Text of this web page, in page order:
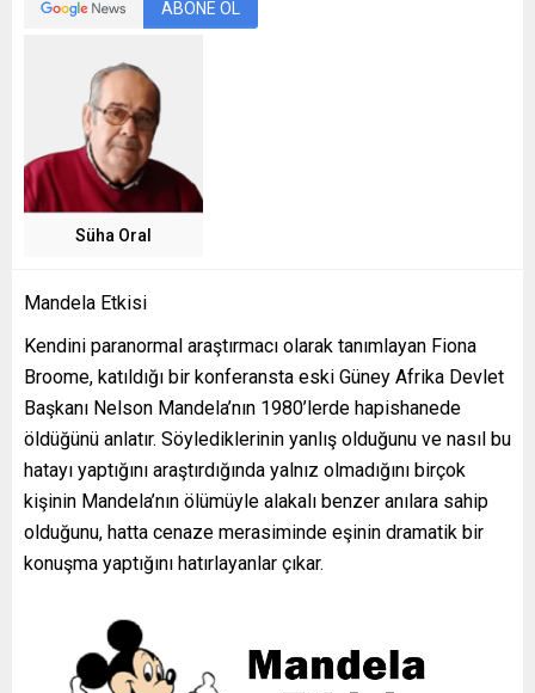
ABONE OL
Süha Oral
Mandela Etkisi
Kendini paranormal araştırmacı olarak tanımlayan Fiona
Broome, katıldığı bir konferansta eski Güney Afrika Devlet
Başkanı Nelson Mandela’nın 1980’lerde hapishanede
öldüğünü anlatır. Söylediklerinin yanlış olduğunu ve nasıl bu
hatayı yaptığını araştırdığında yalnız olmadığını birçok
kişinin Mandela’nın ölümüyle alakalı benzer anılara sahip
olduğunu, hatta cenaze merasiminde eşinin dramatik bir
konuşma yaptığını hatırlayanlar çıkar.